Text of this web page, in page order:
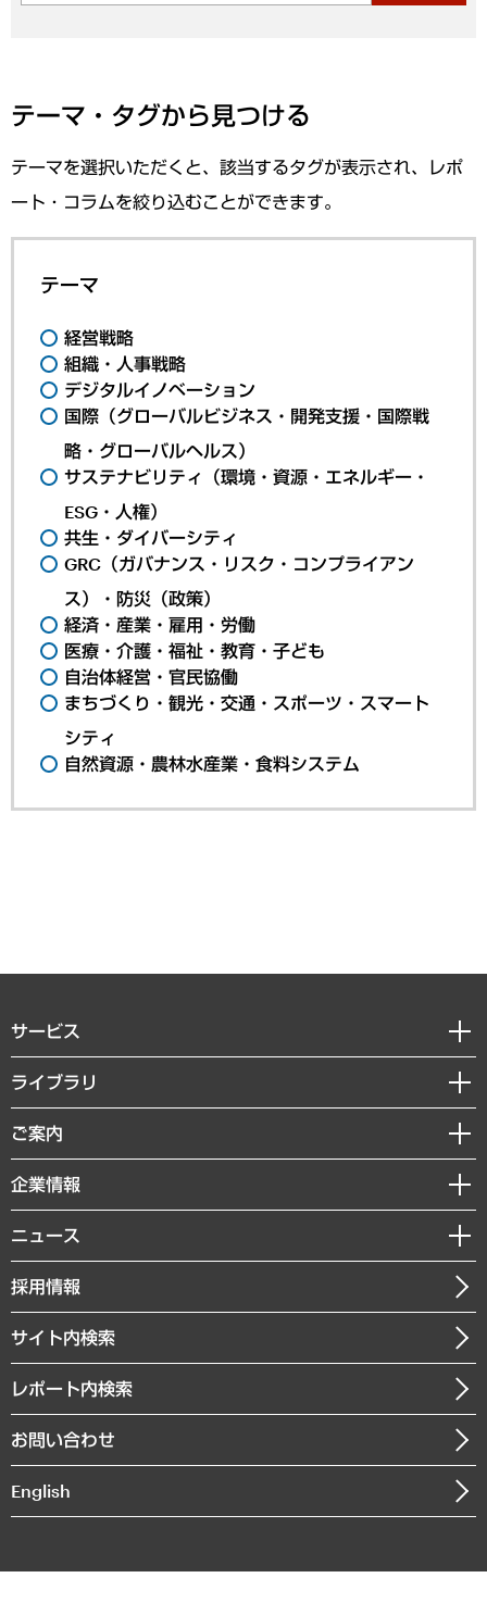
テーマ・タグから見つける
テーマを選択いただくと、該当するタグが表示され、レポ
ート・コラムを絞り込むことができます。
テーマ
経営戦略
組織・人事戦略
デジタルイノベーション
国際（グローバルビジネス・開発支援・国際戦
略・グローバルヘルス）
サステナビリティ（環境・資源・エネルギー・
ESG・人権）
共生・ダイバーシティ
GRC（ガバナンス・リスク・コンプライアン
ス）・防災（政策）
経済・産業・雇用・労働
医療・介護・福祉・教育・子ども
自治体経営・官民協働
まちづくり・観光・交通・スポーツ・スマート
シティ
自然資源・農林水産業・食料システム
サービス
経営戦略
組織・人事戦略
デジタルイノベーション
共生・ダイバーシティ
GRC（ガバナンス・リスク・コンプライアンス）・防災（政策）
経済・産業・雇用・労働
まちづくり・観光・交通・スポーツ・スマートシティ
自然資源・農林水産業・食料システム
ライブラリ
経済調査
レポート
コラム
経営用語集
受託・受注実績（官公庁関連）
メディア掲載・出演
ご案内
セミナー・イベント情報
MUFGビジネスセミナー
受託案件情報
企業情報
私たちの想い
社長メッセージ
会社概要
沿革
組織図・本部部室紹介
インドネシア現地法人
個人情報保護方針
ニュース
ニュースリリース
お知らせ
採用情報
サイト内検索
レポート内検索
お問い合わせ
English